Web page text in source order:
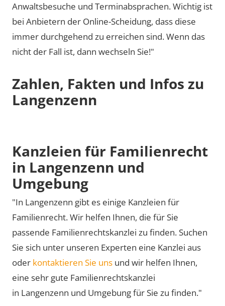
Anwaltsbesuche und Terminabsprachen. Wichtig ist
bei Anbietern der Online-Scheidung, dass diese
immer durchgehend zu erreichen sind. Wenn das
nicht der Fall ist, dann wechseln Sie!"
Zahlen, Fakten und Infos zu
Langenzenn
Kanzleien für Familienrecht
in Langenzenn und
Umgebung
"In Langenzenn gibt es einige Kanzleien für
Familienrecht. Wir helfen Ihnen, die für Sie
passende Familienrechtskanzlei zu finden. Suchen
Sie sich unter unseren Experten eine Kanzlei aus
oder kontaktieren Sie uns und wir helfen Ihnen,
eine sehr gute Familienrechtskanzlei
in Langenzenn und Umgebung für Sie zu finden."